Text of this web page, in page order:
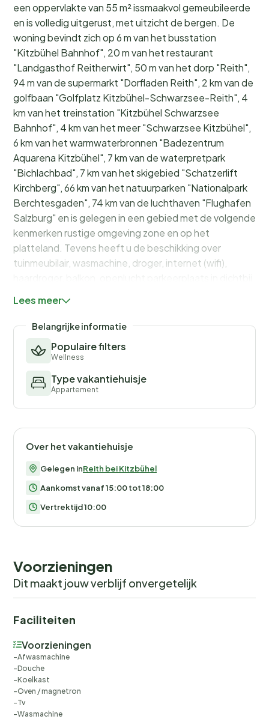
een oppervlakte van 55 m² issmaakvol gemeubileerde
en is volledig uitgerust, met uitzicht de bergen. De
woning bevindt zich op 6 m van het busstation
"Kitzbühel Bahnhof", 20 m van het restaurant
"Landgasthof Reitherwirt", 50 m van het dorp "Reith",
94 m van de supermarkt "Dorfladen Reith", 2 km van de
golfbaan "Golfplatz Kitzbühel-Schwarzsee-Reith", 4
km van het treinstation "Kitzbühel Schwarzsee
Bahnhof", 4 km van het meer "Schwarzsee Kitzbühel",
6 km van het warmwaterbronnen "Badezentrum
Aquarena Kitzbühel", 7 km van de waterpretpark
"Bichlachbad", 7 km van het skigebied "Schatzerlift
Kirchberg", 66 km van het natuurparken "Nationalpark
Berchtesgaden", 74 km van de luchthaven "Flughafen
Salzburg" en is gelegen in een gebied met de volgende
kenmerken rustige omgeving zone en op het
platteland. Tevens heeft u de beschikking over
tuinmeubilair, wasmachine, droger, internet (wifi),
met koelkast, oven, vaatwasmachine, servies/bestek,
keukengerei, koffiezetapparaat, broodrooster en
Lees meer
Belangrijke informatie
Populaire filters
Wellness
Type vakantiehuisje
Appartement
Over het vakantiehuisje
Gelegen inReith bei Kitzbühel
Aankomst vanaf 15:00 tot 18:00
Vertrektijd 10:00
Voorzieningen
Dit maakt jouw verblijf onvergetelijk
Faciliteiten
Voorzieningen
Afwasmachine
Douche
Koelkast
Oven / magnetron
Tv
Wasmachine